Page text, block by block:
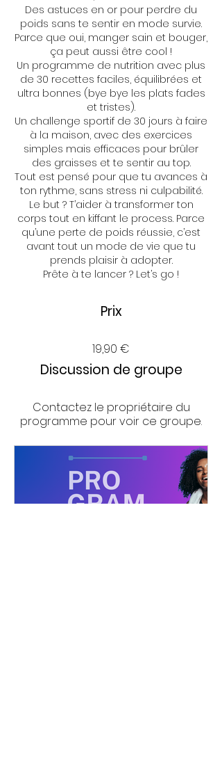
Des astuces en or pour perdre du
poids sans te sentir en mode survie.
Parce que oui, manger sain et bouger,
ça peut aussi être cool !
Un programme de nutrition avec plus
de 30 recettes faciles, équilibrées et
ultra bonnes (bye bye les plats fades
et tristes).
Un challenge sportif de 30 jours à faire
à la maison, avec des exercices
simples mais efficaces pour brûler
des graisses et te sentir au top.
Tout est pensé pour que tu avances à
ton rythme, sans stress ni culpabilité.
Le but ? T’aider à transformer ton
corps tout en kiffant le process. Parce
qu’une perte de poids réussie, c’est
avant tout un mode de vie que tu
prends plaisir à adopter.
Prête à te lancer ? Let’s go !
Prix
19,90 €
Discussion de groupe
Contactez le propriétaire du
programme pour voir ce groupe.